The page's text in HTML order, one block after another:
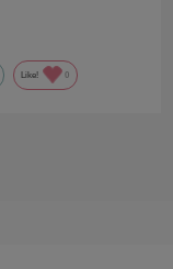
カーとかスポーツ
Like! 0